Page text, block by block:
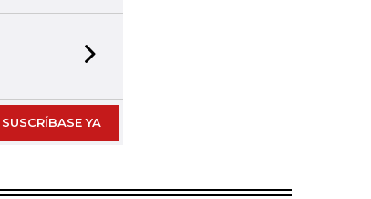
SUSCRÍBASE YA